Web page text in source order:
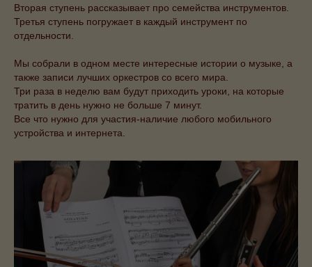
Вторая ступень рассказывает про семейства инструментов.
Третья ступень погружает в каждый инструмент по
отдельности.
Мы собрали в одном месте интересные истории о музыке, а
также записи лучших оркестров со всего мира.
Три раза в неделю вам будут приходить уроки, на которые
тратить в день нужно не больше 7 минут.
Все что нужно для участия-наличие любого мобильного
устройства и интернета.